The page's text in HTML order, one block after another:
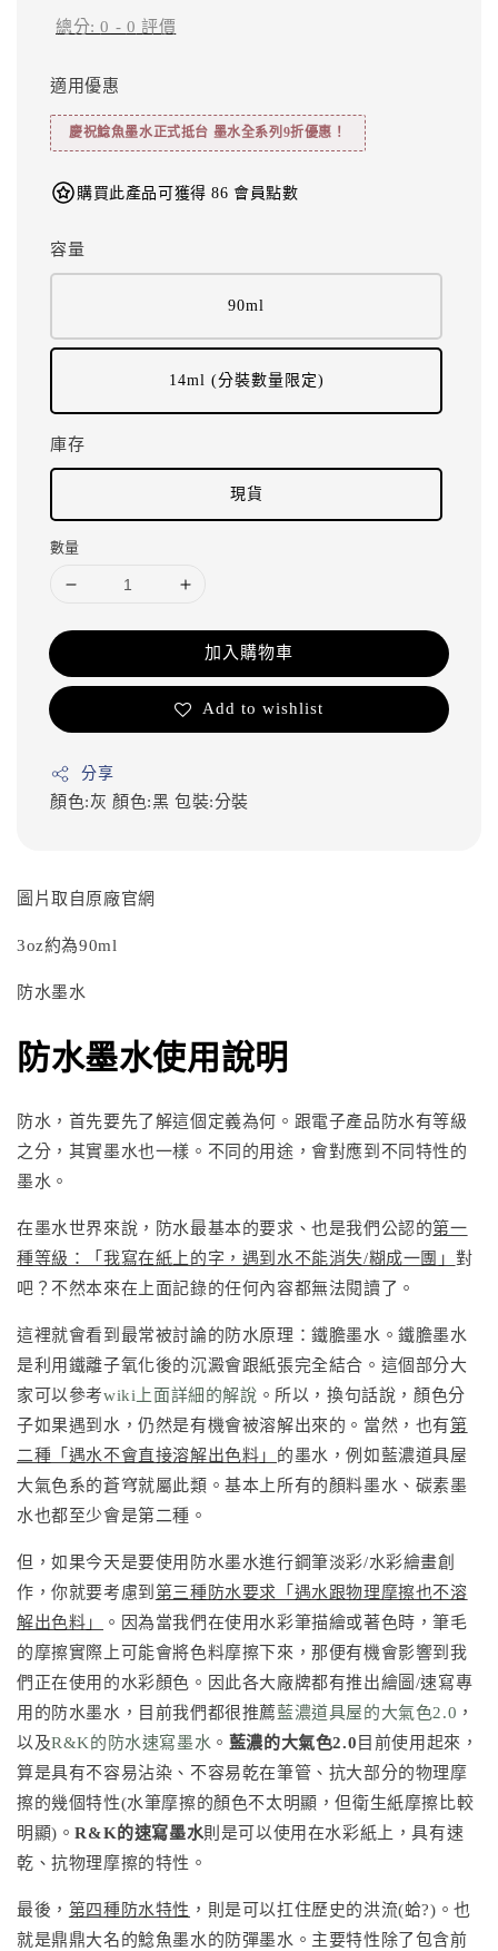
總分:0 - 0 評價
適用優惠
慶祝鯰魚墨水正式抵台 墨水全系列9折優惠！
購買此產品可獲得 86 會員點數
容量
90ml
14ml (分裝數量限定)
庫存
現貨
數量
加入購物車
Add to wishlist
分享
顏色:灰 顏色:黑 包裝:分裝
圖片取自原廠官網
3oz約為90ml
防水墨水
防水墨水使用說明
防水，首先要先了解這個定義為何。跟電子產品防水有等級
之分，其實墨水也一樣。不同的用途，會對應到不同特性的
墨水。
在墨水世界來說，防水最基本的要求、也是我們公認的第一
種等級：「我寫在紙上的字，遇到水不能消失/糊成一團」 對
吧？不然本來在上面記錄的任何內容都無法閱讀了。
這裡就會看到最常被討論的防水原理：鐵膽墨水。鐵膽墨水
是利用鐵離子氧化後的沉澱會跟紙張完全結合。這個部分大
家可以參考wiki上面詳細的解說 。所以，換句話說，顏色分
子如果遇到水，仍然是有機會被溶解出來的。當然，也有第
二種「遇水不會直接溶解出色料」 的墨水，例如藍濃道具屋
大氣色系的蒼穹就屬此類。基本上所有的顏料墨水、碳素墨
水也都至少會是第二種。
但，如果今天是要使用防水墨水進行鋼筆淡彩/水彩繪畫創
作，你就要考慮到 第三種防水要求「遇水跟物理摩擦也不溶
解出色料」
。因為當我們在使用水彩筆描繪或著色時，筆毛
的摩擦實際上可能會將色料摩擦下來，那便有機會影響到我
們正在使用的水彩顏色。因此各大廠牌都有推出繪圖/速寫專
用的防水墨水，目前我們都很推薦藍濃道具屋的大氣色2.0 ，
以及R&K的防水速寫墨水 。 藍濃的大氣色2.0 目前使用起來，
算是具有不容易沾染、不容易乾在筆管、抗大部分的物理摩
擦的幾個特性(水筆摩擦的顏色不太明顯，但衛生紙摩擦比較
明顯)。R&K的速寫墨水則是可以使用在水彩紙上，具有速
乾、抗物理摩擦的特性。
最後， 第四種防水特性 ，則是可以扛住歷史的洪流(蛤?)。也
就是鼎鼎大名的鯰魚墨水的防彈墨水。主要特性除了包含前